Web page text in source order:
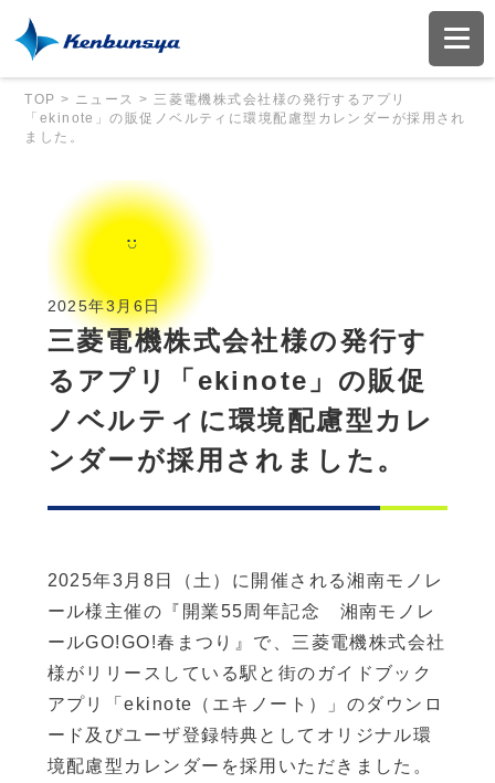
TOP > ニュース > 三菱電機株式会社様の発行するアプリ
「ekinote」の販促ノベルティに環境配慮型カレンダーが採用され
ました。
2025年3月6日
三菱電機株式会社様の発行す
るアプリ「ekinote」の販促
ノベルティに環境配慮型カレ
ンダーが採用されました。
2025年3月8日（土）に開催される湘南モノレ
ール様主催の『開業55周年記念 湘南モノレ
ールGO!GO!春まつり』で、三菱電機株式会社
様がリリースしている駅と街のガイドブック
アプリ「ekinote（エキノート）」のダウンロ
ード及びユーザ登録特典としてオリジナル環
境配慮型カレンダーを採用いただきました。